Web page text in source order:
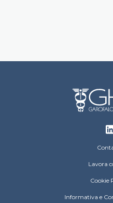
Lavora
Cookie
Informativa e